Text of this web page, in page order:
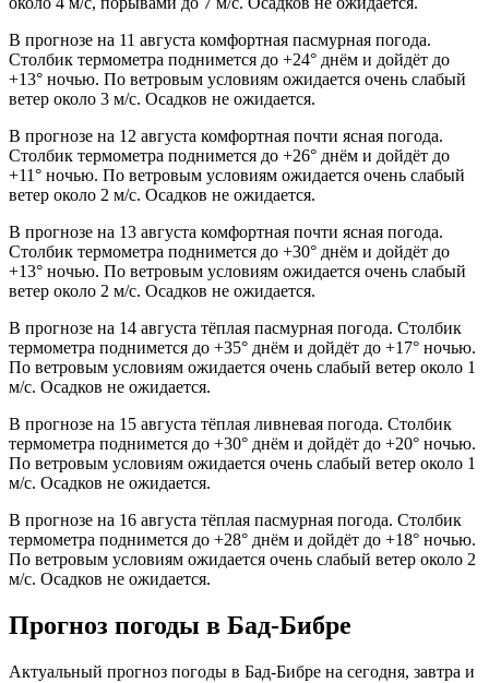
В прогнозе на 11 августа комфортная пасмурная погода.
Столбик термометра поднимется до +24° днём и дойдёт до
+13° ночью. По ветровым условиям ожидается очень слабый
ветер около 3 м/с. Осадков не ожидается.
В прогнозе на 12 августа комфортная почти ясная погода.
Столбик термометра поднимется до +26° днём и дойдёт до
+11° ночью. По ветровым условиям ожидается очень слабый
ветер около 2 м/с. Осадков не ожидается.
В прогнозе на 13 августа комфортная почти ясная погода.
Столбик термометра поднимется до +30° днём и дойдёт до
+13° ночью. По ветровым условиям ожидается очень слабый
ветер около 2 м/с. Осадков не ожидается.
В прогнозе на 14 августа тёплая пасмурная погода. Столбик
термометра поднимется до +35° днём и дойдёт до +17° ночью.
По ветровым условиям ожидается очень слабый ветер около 1
м/с. Осадков не ожидается.
В прогнозе на 15 августа тёплая ливневая погода. Столбик
термометра поднимется до +30° днём и дойдёт до +20° ночью.
По ветровым условиям ожидается очень слабый ветер около 1
м/с. Осадков не ожидается.
В прогнозе на 16 августа тёплая пасмурная погода. Столбик
термометра поднимется до +28° днём и дойдёт до +18° ночью.
По ветровым условиям ожидается очень слабый ветер около 2
м/с. Осадков не ожидается.
Прогноз погоды в Бад-Бибре
Актуальный прогноз погоды в Бад-Бибре на сегодня, завтра и